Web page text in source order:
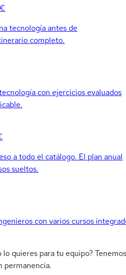
tecnología antes de
completo.
con ejercicios evaluados
a todo el catálogo. El plan anual
sueltos.
con varios cursos
lo quieres para tu equipo? Tenemos
permanencia.